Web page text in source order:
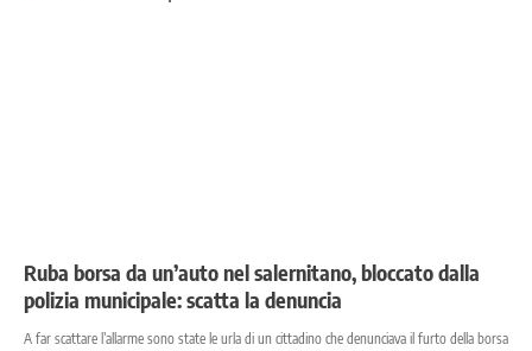
Ruba borsa da un’auto nel salernitano, bloccato dalla
polizia municipale: scatta la denuncia
A far scattare l’allarme sono state le urla di un cittadino che denunciava il furto della borsa